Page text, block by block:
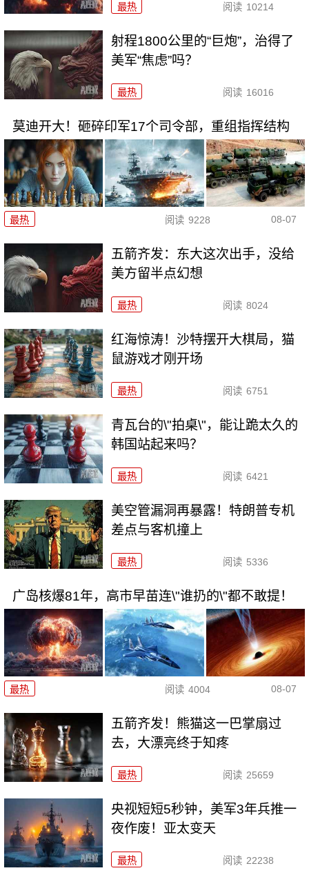
最热 阅读 10214
射程1800公里的“巨炮”，治得了
美军“焦虑”吗？
最热 阅读 16016
莫迪开大！砸碎印军17个司令部，重组指挥结构
最热 阅读 9228 08-07
五箭齐发：东大这次出手，没给
美方留半点幻想
最热 阅读 8024
红海惊涛！沙特摆开大棋局，猫
鼠游戏才刚开场
最热 阅读 6751
青瓦台的\"拍桌\"，能让跪太久的
韩国站起来吗？
最热 阅读 6421
美空管漏洞再暴露！特朗普专机
差点与客机撞上
最热 阅读 5336
广岛核爆81年，高市早苗连\"谁扔的\"都不敢提！
最热 阅读 4004 08-07
五箭齐发！熊猫这一巴掌扇过
去，大漂亮终于知疼
最热 阅读 25659
央视短短5秒钟，美军3年兵推一
夜作废！亚太变天
最热 阅读 22238